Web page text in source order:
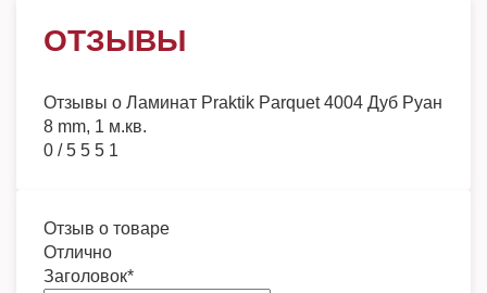
ОТЗЫВЫ
Отзывы о Ламинат Praktik Parquet 4004 Дуб Руан
8 mm, 1 м.кв.
0 /5 5 5 1
Отзыв о товаре
Отлично
Заголовок*